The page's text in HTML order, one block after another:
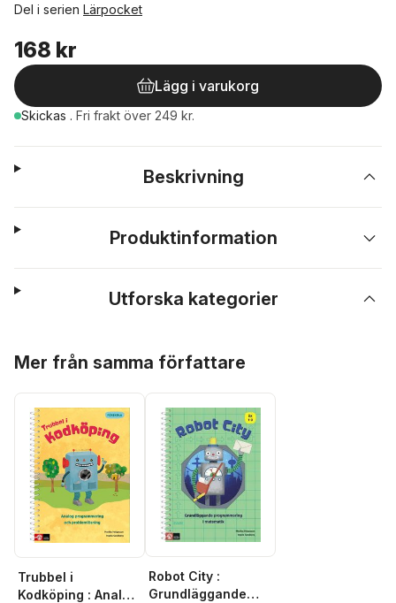
Del i serien Lärpocket
168 kr
Lägg i varukorg
Skickas . Fri frakt över 249 kr.
Beskrivning
Produktinformation
Utforska kategorier
Mer från samma författare
Trubbel i
Kodköping : Analog
Robot City :
Grundläggande